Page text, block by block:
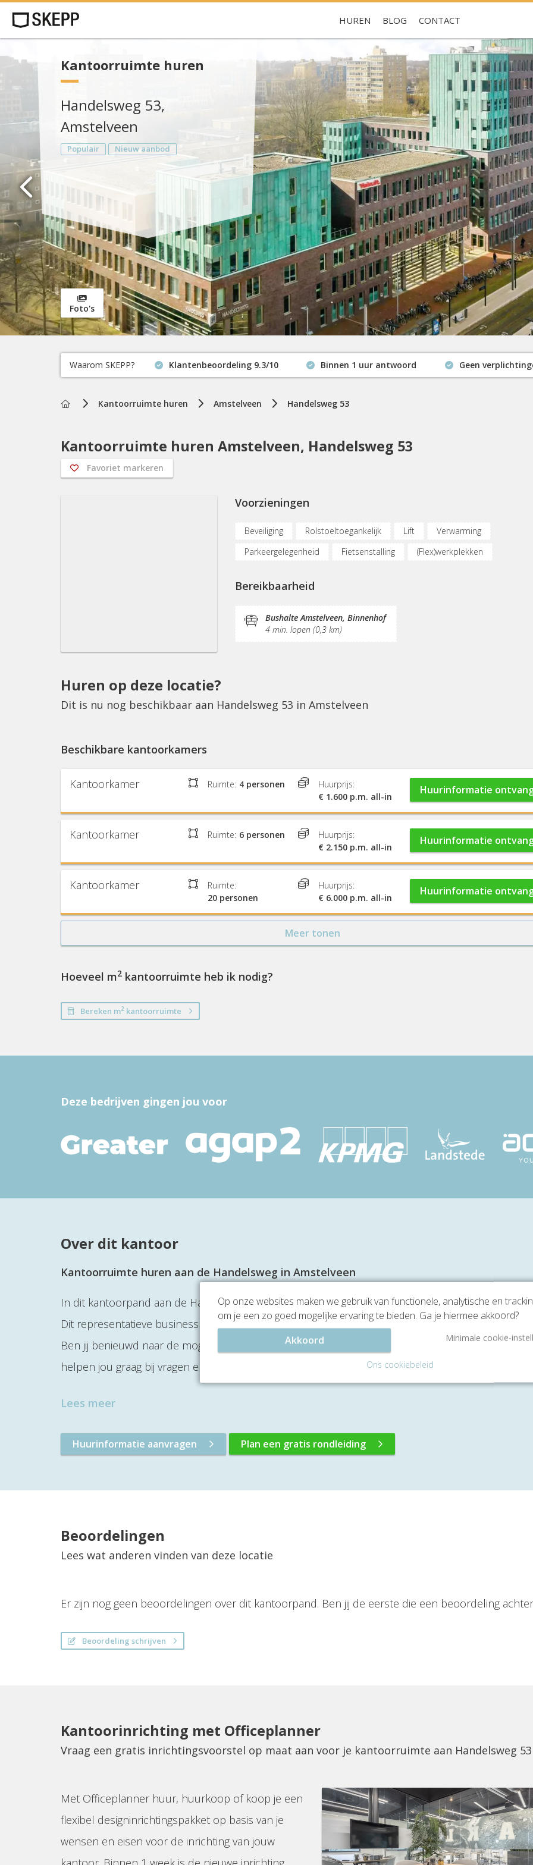
HUREN BLOG CONTACT
Je hebt nog geen favorieten
Kantoorruimte huren
Handelsweg 53,
Amstelveen
Populair Nieuw aanbod
Foto's
Waarom SKEPP? Klantenbeoordeling 9.3/10 Binnen 1 uur antwoord
Geen
Home
Kantoorruimte huren Amstelveen Handelsweg 53
Kantoorruimte huren Amstelveen, Handelsweg 53
Favoriet markeren
Voorzieningen
Beveiliging Rolstoeltoegankelijk Lift
Verwarming
Parkeergelegenheid
Fietsenstalling
(Flex)werkplekken
KVK-inschrijving
Bereikbaarheid
Bushalte Amstelveen, Binnenhof
4 min. lopen (0,3 km)
Huren op deze locatie?
Dit is nu nog beschikbaar aan Handelsweg 53 in Amstelveen
Beschikbare kantoorkamers
Kantoorkamer Ruimte: 4 personen
Huurprijs:
€ 1.600 p.m. all-in
Huurinformatie
Kantoorkamer Ruimte: 6 personen
Huurprijs:
€ 2.150 p.m. all-in
Huurinformatie
Kantoorkamer
Ruimte:
20 personen
Huurprijs:
€ 6.000 p.m. all-in
Huurinformatie
Meer tonen
Hoeveel m2 kantoorruimte heb ik nodig?
Bereken m2 kantoorruimte
Deze bedrijven gingen jou voor
Over dit kantoor
Kantoorruimte huren aan de Handelsweg in Amstelveen
In dit kantoorpand aan de Handelsweg in Amstelveen kun jij een prachtige kantoorruimte gaan
Dit representatieve business center vlakbij het Stadshart heeft een moderne hoogwaardige
Ben jij benieuwd naar de mogelijkheden? Neem dan contact op met onze vastgoedconsultants.
helpen jou graag bij vragen en kunnen samen met jou een bezichtiging inplannen!
Lees meer
Huurinformatie aanvragen Plan een gratis rondleiding
Beoordelingen
Lees wat anderen vinden van deze locatie
Er zijn nog geen beoordelingen over dit kantoorpand. Ben jij de eerste die een beoordeling
Beoordeling schrijven
Kantoorinrichting met Officeplanner
Vraag een gratis inrichtingsvoorstel op maat aan voor je kantoorruimte aan Handelsweg 53
Met Officeplanner huur, huurkoop of koop je een
flexibel designinrichtingspakket op basis van je
wensen en eisen voor de inrichting van jouw
Op onze websites maken we gebruik van functionele, analytische en
om je een zo goed mogelijke ervaring te bieden. Ga je hiermee akkoord?
Akkoord
Minimale cookie-
Ons cookiebeleid